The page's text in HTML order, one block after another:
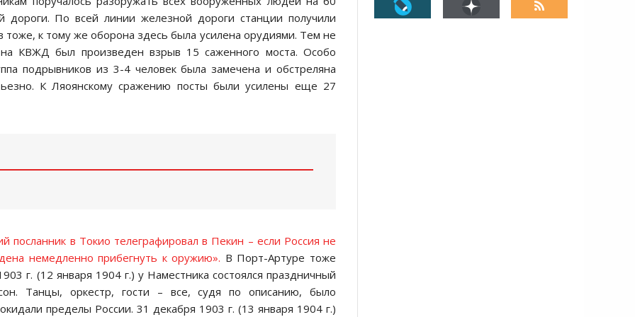
По всей линии железной дороги станции получили
к тому же оборона здесь была усилена орудиями. Тем не
КВЖД был произведен взрыв 15 саженного моста. Особо
подрывников из 3-4 человек была замечена и обстреляна
К Ляоянскому сражению посты были усилены еще 27
посланник в Токио телеграфировал в Пекин – если Россия не
немедленно прибегнуть к оружию». В Порт-Артуре тоже
г. (12 января 1904 г.) у Наместника состоялся праздничный
Танцы, оркестр, гости – все, судя по описанию, было
пределы России. 31 декабря 1903 г. (13 января 1904 г.)